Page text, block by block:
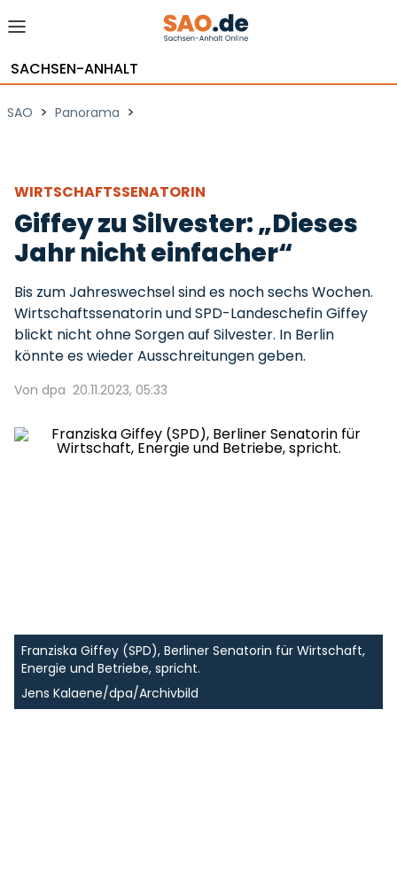
SACHSEN-ANHALT
SAO > Panorama >
WIRTSCHAFTSSENATORIN
Giffey zu Silvester: „Dieses
Jahr nicht einfacher“
Bis zum Jahreswechsel sind es noch sechs Wochen.
Wirtschaftssenatorin und SPD-Landeschefin Giffey
blickt nicht ohne Sorgen auf Silvester. In Berlin
könnte es wieder Ausschreitungen geben.
Von dpa 20.11.2023, 05:33
Franziska Giffey (SPD), Berliner Senatorin für Wirtschaft,
Energie und Betriebe, spricht.
Jens Kalaene/dpa/Archivbild